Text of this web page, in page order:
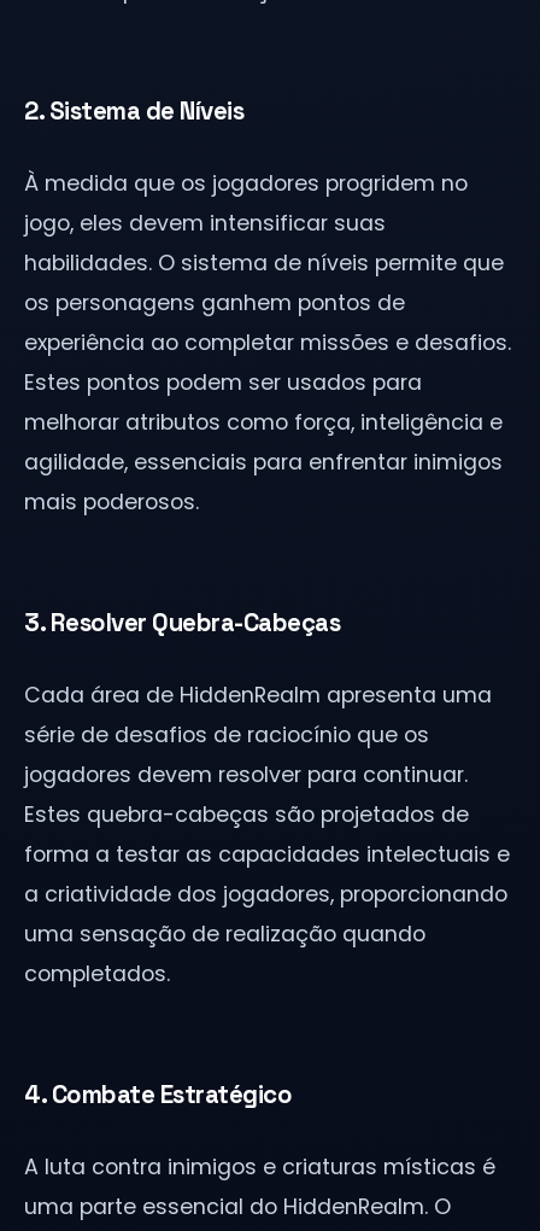
2. Sistema de Níveis
À medida que os jogadores progridem no
jogo, eles devem intensificar suas
habilidades. O sistema de níveis permite que
os personagens ganhem pontos de
experiência ao completar missões e desafios.
Estes pontos podem ser usados para
melhorar atributos como força, inteligência e
agilidade, essenciais para enfrentar inimigos
mais poderosos.
3. Resolver Quebra-Cabeças
Cada área de HiddenRealm apresenta uma
série de desafios de raciocínio que os
jogadores devem resolver para continuar.
Estes quebra-cabeças são projetados de
forma a testar as capacidades intelectuais e
a criatividade dos jogadores, proporcionando
uma sensação de realização quando
completados.
4. Combate Estratégico
A luta contra inimigos e criaturas místicas é
uma parte essencial do HiddenRealm. O